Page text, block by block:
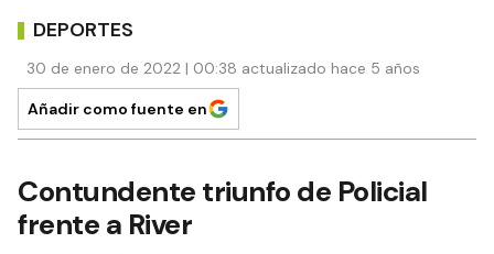
DEPORTES
30 de enero de 2022 | 00:38 actualizado hace 5 años
Añadir como fuente en
Contundente triunfo de Policial
frente a River